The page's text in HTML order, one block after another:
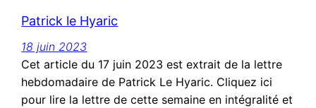
Patrick le Hyaric
18 juin 2023
Cet article du 17 juin 2023 est extrait de la lettre
hebdomadaire de Patrick Le Hyaric. Cliquez ici
pour lire la lettre de cette semaine en intégralité et